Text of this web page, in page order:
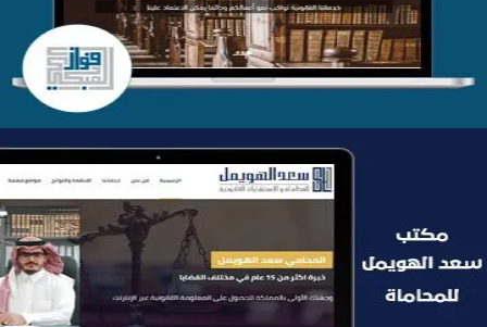
التفاصيل
موقع سعد الهويمل للمحاماة
التفاصيل